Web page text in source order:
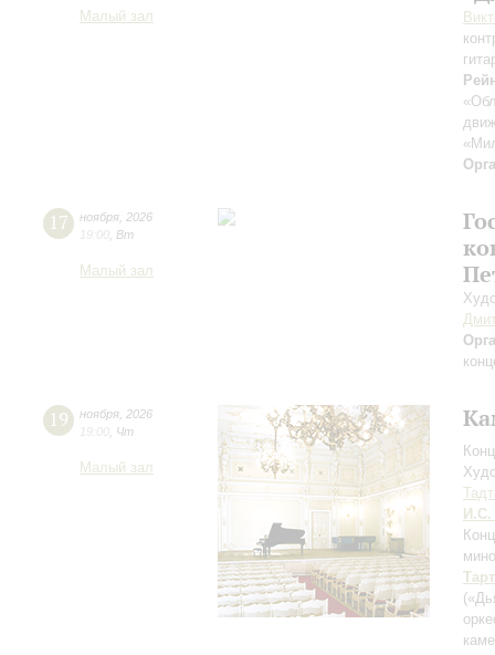
Малый зал
17 ноября 2026
19:00 Вт
Малый зал
19 ноября 2026
19:00 Чт
Малый зал
И.С.